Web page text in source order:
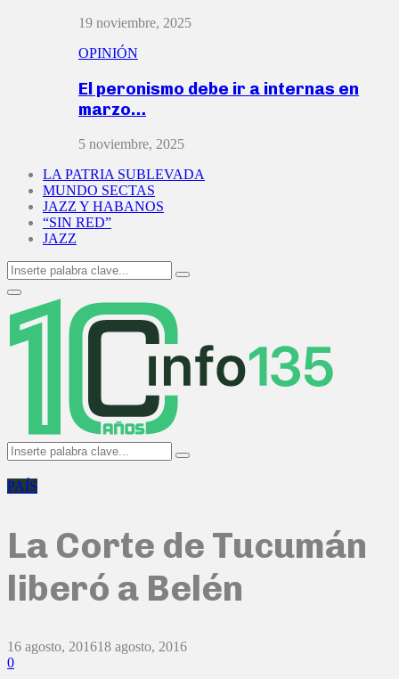
19 noviembre, 2025
OPINIÓN
El peronismo debe ir a internas en
marzo…
5 noviembre, 2025
LA PATRIA SUBLEVADA
MUNDO SECTAS
JAZZ Y HABANOS
“SIN RED”
JAZZ
Search
for:
Search
Primary
Menu
Search
for:
Search
PAÍS
La Corte de Tucumán
liberó a Belén
16 agosto, 201618 agosto, 2016
0